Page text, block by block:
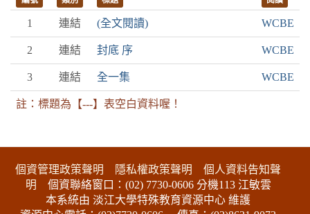
1 連結 (全文閱讀) WCBE
2 連結 封底 序 WCBE
3 連結 全一集 WCBE
註：標題為【---】表空白資料喔！
個資管理政策聲明 隱私權政策聲明
個人資料告知聲
明 個資聯絡窗口：(02) 7730-0606 分機113 江敏雲
本系統由 淡江大學特殊教育資源中心 維護